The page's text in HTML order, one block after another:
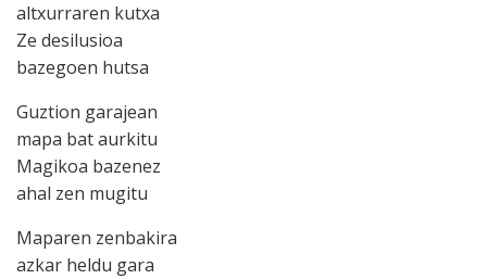
altxurraren kutxa
Ze desilusioa
bazegoen hutsa
Guztion garajean
mapa bat aurkitu
Magikoa bazenez
ahal zen mugitu
Maparen zenbakira
azkar heldu gara